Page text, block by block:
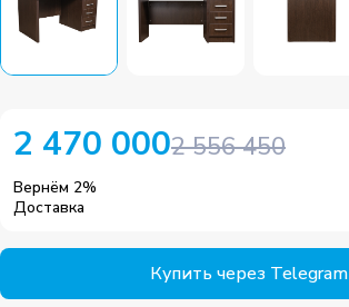
2 470 0002 556 450
Вернём 2%
Доставка
Купить через Telegram